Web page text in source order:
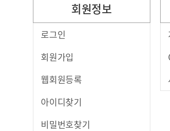
회원정보
로그인
회원가입
웹회원등록
아이디찾기
비밀번호찾기